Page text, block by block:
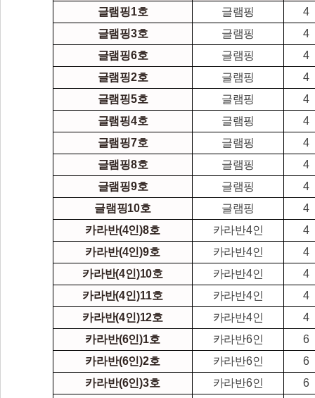
글램핑1호
글램핑
4
글램핑3호
글램핑
4
글램핑6호
글램핑
4
글램핑2호
글램핑
4
글램핑5호
글램핑
4
글램핑4호
글램핑
4
글램핑7호
글램핑
4
글램핑8호
글램핑
4
글램핑9호
글램핑
4
글램핑10호
글램핑
4
카라반(4인)8호
카라반4인
4
카라반(4인)9호
카라반4인
4
카라반(4인)10호
카라반4인
4
카라반(4인)11호
카라반4인
4
카라반(4인)12호
카라반4인
4
카라반(6인)1호
카라반6인
6
카라반(6인)2호
카라반6인
6
카라반(6인)3호
카라반6인
6